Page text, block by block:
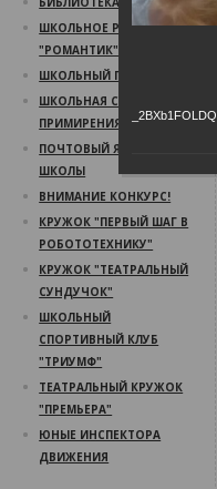
ШКОЛЬНОЕ РАДИО
"РОМАНТИК"
ШКОЛЬНЫЙ ПСИХОЛОГ
ШКОЛЬНАЯ СЛУЖБА
ПРИМИРЕНИЯ
ПОЧТОВЫЙ ЯЩИК
ШКОЛЫ
ВНИМАНИЕ КОНКУРС!
КРУЖОК "ПЕРВЫЙ ШАГ В
РОБОТОТЕХНИКУ"
КРУЖОК "ТЕАТРАЛЬНЫЙ
СУНДУЧОК"
ШКОЛЬНЫЙ
СПОРТИВНЫЙ КЛУБ
"ТРИУМФ"
ТЕАТРАЛЬНЫЙ КРУЖОК
"ПРЕМЬЕРА"
ЮНЫЕ ИНСПЕКТОРА
ДВИЖЕНИЯ
_2BXb1FOLDQ